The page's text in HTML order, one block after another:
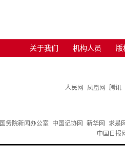
关于我们 机构人员 版
人民网 凤凰网 腾讯
国务院新闻办公室 中国记协网 新华网
求是
中国日报